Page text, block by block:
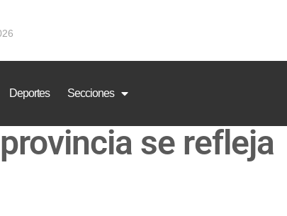
Deportes Secciones
se refleja